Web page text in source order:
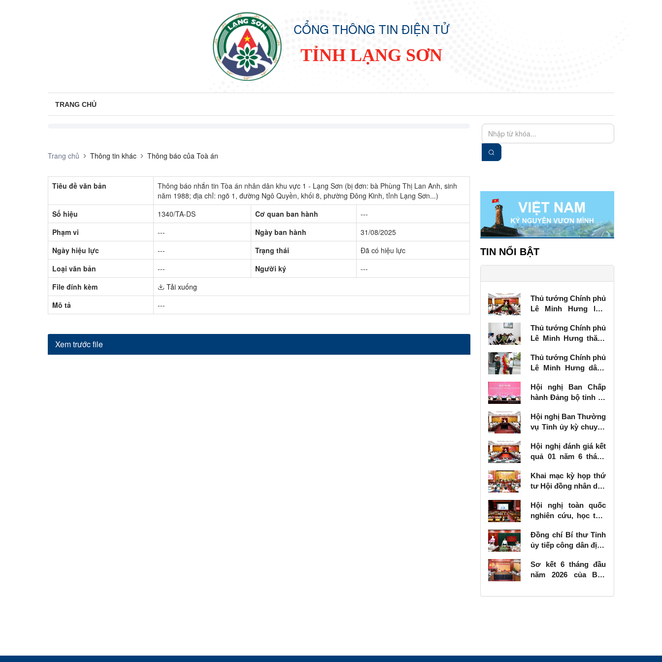
CỔNG THÔNG TIN ĐIỆN TỬ
TỈNH LẠNG SƠN
TRANG CHỦ
Trang chủ Thông tin khác Thông báo của Toà án
Tiêu đề văn bản
Thông báo nhắn tin Tòa án nhân dân khu vực 1 - Lạng Sơn (bị đơn: bà Phùng Thị Lan Anh, sinh
năm 1988; địa chỉ: ngõ 1, đường Ngô Quyền, khối 8, phường Đông Kinh, tỉnh Lạng Sơn...)
Số hiệu
1340/TA-DS Cơ quan ban hành
---
Phạm vi
--- Ngày ban hành
31/08/2025
Ngày hiệu lực
--- Trạng thái
Đã có hiệu lực
Loại văn bản
--- Người ký
---
File đính kèm
Tải xuống
Mô tả
---
Xem trước file
TIN NỔI BẬT
Thủ tướng Chính phủ
Lê Minh Hưng làm
vụ Tỉnh ủy Lạng Sơn
Thủ tướng Chính phủ
Lê Minh Hưng thăm,
binh tại Lạng Sơn
Thủ tướng Chính phủ
Lê Minh Hưng dâng
các Anh hùng liệt sĩ
tại Lạng Sơn
Hội nghị Ban Chấp
hành Đảng bộ tỉnh kỳ
Hội nghị Ban Thường
vụ Tỉnh ủy kỳ chuyên
Hội nghị đánh giá kết
quả 01 năm 6 tháng
số 57-NQ/TW
Khai mạc kỳ họp thứ
tư Hội đồng nhân dân
kỳ 2026 - 2031
Hội nghị toàn quốc
nghiên cứu, học tập,
khai thực hiện Nghị
quyết số 10-NQ/TW
phát triển kinh tế có
vốn đầu tư nước
Đồng chí Bí thư Tỉnh
ủy tiếp công dân định
Sơ kết 6 tháng đầu
năm 2026 của Ban
các công trình, dự án